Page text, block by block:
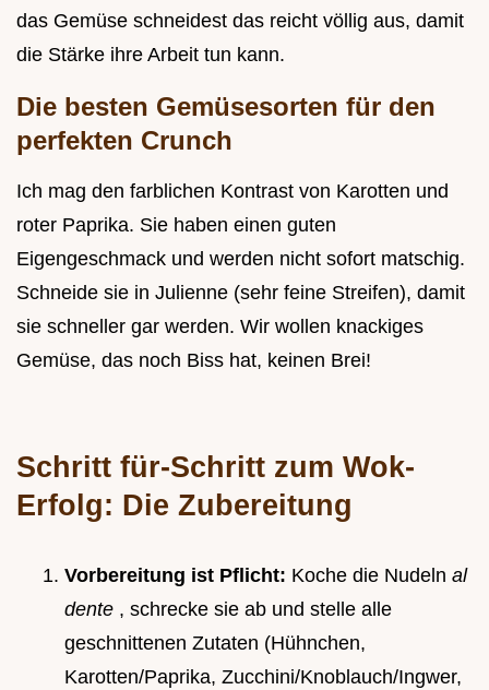
das Gemüse schneidest das reicht völlig aus, damit
die Stärke ihre Arbeit tun kann.
Die besten Gemüsesorten für den
perfekten Crunch
Ich mag den farblichen Kontrast von Karotten und
roter Paprika. Sie haben einen guten
Eigengeschmack und werden nicht sofort matschig.
Schneide sie in Julienne (sehr feine Streifen), damit
sie schneller gar werden. Wir wollen knackiges
Gemüse, das noch Biss hat, keinen Brei!
Schritt für-Schritt zum Wok-
Erfolg: Die Zubereitung
Vorbereitung ist Pflicht: Koche die Nudeln al
dente , schrecke sie ab und stelle alle
geschnittenen Zutaten (Hühnchen,
Karotten/Paprika, Zucchini/Knoblauch/Ingwer,